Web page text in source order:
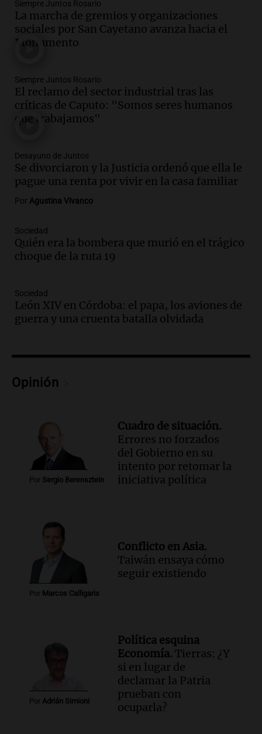
Audio.Lewandowski contra el Gobierno:
"Es un proyecto de país que apunta a una
Argentina extractivista"
Siempre Juntos Rosario
Audio.Kicillof critica la represión
policial en el Congreso por la ley de
propiedad privada
Panorama Federal
Episodios
Un atractivo para la ruralidad y el
público en general
Noticias
Episodios
Córdoba: detuvieron a otros dos
inquilinos por encubrimiento
Juntos
cebolla: hasta 300% en algunos casos,
advierte Cofrutos
Panorama Federal
Audio.Aumento de precios en papa y
mercado de Cofrutos
Corte de luz en Córdoba: servicio
casi restablecido tras los fuertes vientos
de 100 km/h
Episodios
en varios puntos
Noticias
Episodios
Audio.
La peregrinación de San
Cayetano en Argentina: fe, trabajo y
agradecimiento
Detuvieron al hijo de Fran
Riquelme tras un operativo con 10
allanamientos en Rosario
Episodios
Siempre Juntos Rosario
La marcha de gremios y organizaciones
sociales por San Cayetano avanza hacia el
Monumento
Siempre Juntos Rosario
El reclamo del sector industrial tras las
críticas de Caputo: "Somos seres humanos
que trabajamos"
Desayuno de Juntos
Se divorciaron y la Justicia ordenó que ella le
pague una renta por vivir en la casa familiar
Por Agustina Vivanco
Sociedad
Quién era la bombera que murió en el trágico
choque de la ruta 19
Sociedad
León XIV en Córdoba: el papa, los aviones de
guerra y una cruenta batalla olvidada
Opinión
Por Sergio Berensztein
Cuadro de situación.
Errores no forzados
del Gobierno en su
intento por retomar la
iniciativa política
Por Marcos Calligaris
Conflicto en Asia.
Taiwán ensaya cómo
seguir existiendo
Por Adrián Simioni
Política esquina
Economía. Tierras: ¿Y
si en lugar de
declamar la Patria
prueban con
ocuparla?